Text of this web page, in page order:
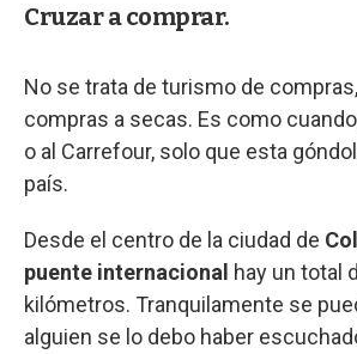
Cruzar a comprar.
No se trata de turismo de
compras a secas. Es como
o al Carrefour, solo que esta
país.
Desde el centro de la ciudad de
puente internacional hay un total
kilómetros. Tranquilamente se
alguien se lo debo haber